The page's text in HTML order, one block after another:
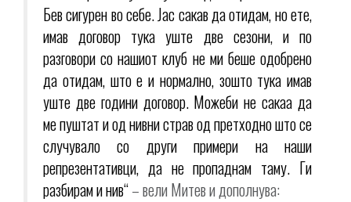
Бев сигурен во себе. Јас сакав да отидам, но ете,
имав договор тука уште две сезони, и по
разговори со нашиот клуб не ми беше одобрено
да отидам, што е и нормално, зошто тука имав
уште две години договор. Можеби не сакаа да
ме пуштат и од нивни страв од претходно што се
случувало со други примери на наши
репрезентативци, да не пропаднам таму. Ги
разбирам и нив“– вели Митев и дополнува: